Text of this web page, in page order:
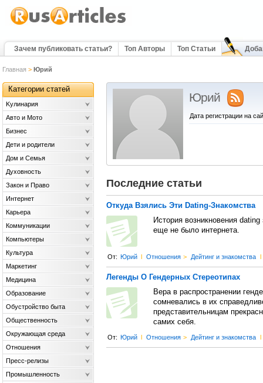
Зачем публиковать статьи? Топ Авторы Топ Статьи
Главная > Юрий
Юрий
Дата регистрации на
Последние статьи
Откуда Взялись Эти Dating-Знакомства
История возникновения
еще не было интернета.
От: Юрий l Отношения > Дейтинг и знакомства l
Легенды О Гендерных Стереотипах
Вера в распространении
сомневались в их
представительницам
самих себя.
От: Юрий l Отношения > Дейтинг и знакомства l
Категории статей
Kулинария
Авто и Мото
Бизнес
Дети и родители
Дом и Семья
Духовность
Закон и Право
Интернет
Карьера
Коммуникации
Компьютеры
Культура
Маркетинг
Медицина
Образование
Обустройство быта
Общественность
Окружающая среда
Отношения
Пресс-релизы
Промышленность